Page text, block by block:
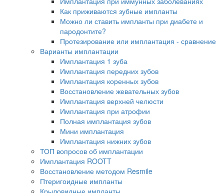
Как приживаются зубные импланты
Можно ли ставить импланты при диабете и
пародонтите?
Протезирование или имплантация - сравнение
Варианты имплантации
Имплантация 1 зуба
Имплантация передних зубов
Имплантация коренных зубов
Восстановление жевательных зубов
Имплантация верхней челюсти
Имплантация при атрофии
Полная имплантация зубов
Мини имплантация
Имплантация нижних зубов
ТОП вопросов об имплантации
Имплантация ROOTT
Восстановление методом Resmile
Птеригоидные импланты